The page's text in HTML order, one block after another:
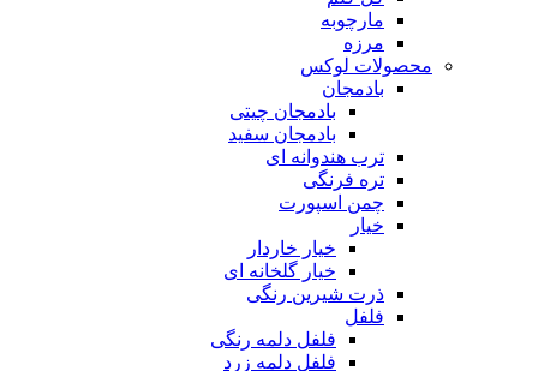
مارچوبه
مرزه
محصولات لوکس
بادمجان
بادمجان چیتی
بادمجان سفید
ترب هندوانه ای
تره فرنگی
چمن اسپورت
خیار
خیار خاردار
خیار گلخانه ای
ذرت شیرین رنگی
فلفل
فلفل دلمه رنگی
فلفل دلمه زرد